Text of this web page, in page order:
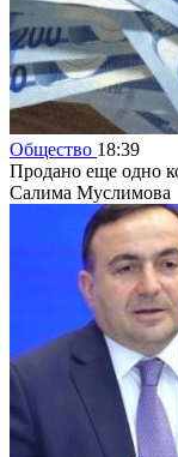
Общество 18:39
Продано еще одно
Салима Муслимова